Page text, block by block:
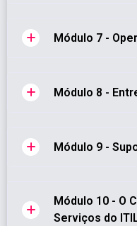
Módulo 7 -
Módulo 8 -
Módulo 9 -
Módulo 10 - O
Serviços do